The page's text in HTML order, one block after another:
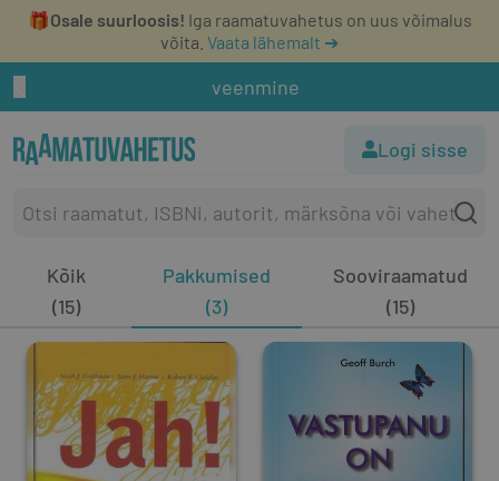
🎁Osale suurloosis! Iga raamatuvahetus on uus võimalus
võita. Vaata lähemalt ➔
veenmine
Logi sisse
Kõik
(15)
Pakkumised
(3)
Sooviraamatud
(15)